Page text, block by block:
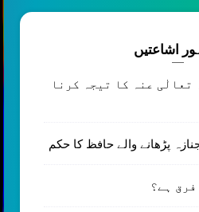
اشاعتیں
تعالٰی عنہ کا تیجہ کرنا
پڑھانے والے حافظ کا حکم
ہے؟